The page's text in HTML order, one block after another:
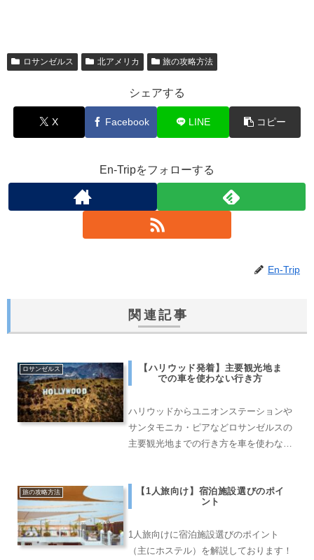
ロサンゼルス 北アメリカ 旅の攻略方法
シェアする
X Facebook LINE コピー
En-Tripをフォローする
En-Trip
関連記事
ロサンゼルス
【ハリウッド発着】主要観光地ま
での車を使わない行き方
ハリウッドからユニオンステーションや
サンタモニカ・ピアなどロサンゼルスの
主要観光地までの行き方を車を使わない
旅の攻略方法
【1人旅向け】宿泊施設選びのポイ
ント
1人旅向けに宿泊施設選びのポイント
（主にホステル）を解説しております！